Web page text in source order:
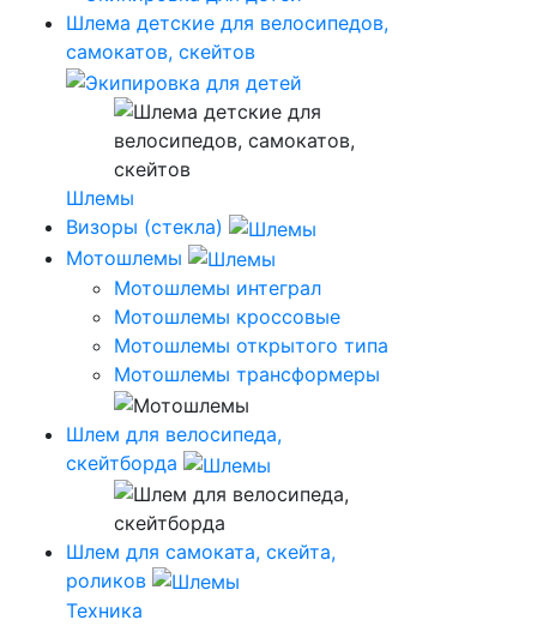
Шлема детские для велосипедов,
самокатов, скейтов
Шлемы
Визоры (стекла)
Мотошлемы
Мотошлемы интеграл
Мотошлемы кроссовые
Мотошлемы открытого типа
Мотошлемы трансформеры
Шлем для велосипеда,
скейтборда
Шлем для самоката, скейта,
роликов
Техника